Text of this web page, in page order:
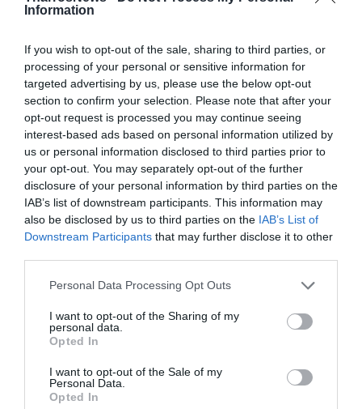
Information
If you wish to opt-out of the sale, sharing to third parties, or
processing of your personal or sensitive information for
targeted advertising by us, please use the below opt-out
section to confirm your selection. Please note that after your
opt-out request is processed you may continue seeing
interest-based ads based on personal information utilized by
us or personal information disclosed to third parties prior to
your opt-out. You may separately opt-out of the further
disclosure of your personal information by third parties on the
IAB’s list of downstream participants. This information may
also be disclosed by us to third parties on the IAB’s List of
Downstream Participants that may further disclose it to other
Personal Data Processing Opt Outs
I want to opt-out of the Sharing of my
personal data.
Opted In
I want to opt-out of the Sale of my
Personal Data.
Opted In
Facebook Twitter